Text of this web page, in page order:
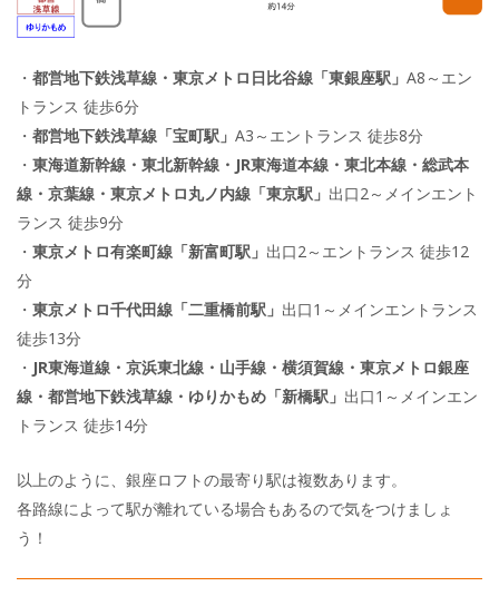
・ 都営地下鉄浅草線・東京メトロ日比谷線「東銀座駅」 A8～エン
トランス 徒歩6分
・ 都営地下鉄浅草線「宝町駅」 A3～エントランス 徒歩8分
・ 東海道新幹線・東北新幹線・JR東海道本線・東北本線・総武本
線・京葉線・東京メトロ丸ノ内線「東京駅」 出口2～メインエント
ランス 徒歩9分
・ 東京メトロ有楽町線「新富町駅」 出口2～エントランス 徒歩12
分
・ 東京メトロ千代田線「二重橋前駅」 出口1～メインエントランス
徒歩13分
・ JR東海道線・京浜東北線・山手線・横須賀線・東京メトロ銀座
線・都営地下鉄浅草線・ゆりかもめ「新橋駅」 出口1～メインエン
トランス 徒歩14分
以上のように、銀座ロフトの最寄り駅は複数あります。
各路線によって駅が離れている場合もあるので気をつけましょ
う！